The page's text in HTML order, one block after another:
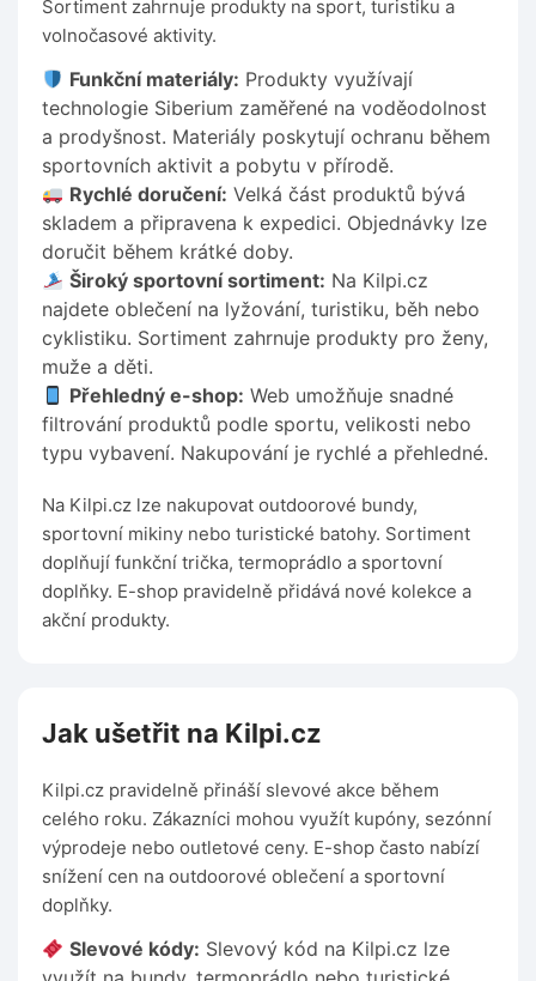
Sortiment zahrnuje produkty na sport, turistiku a
volnočasové aktivity.
Funkční materiály: Produkty využívají
technologie Siberium zaměřené na voděodolnost
a prodyšnost. Materiály poskytují ochranu během
sportovních aktivit a pobytu v přírodě.
Rychlé doručení: Velká část produktů bývá
skladem a připravena k expedici. Objednávky lze
doručit během krátké doby.
Široký sportovní sortiment: Na Kilpi.cz
najdete oblečení na lyžování, turistiku, běh nebo
cyklistiku. Sortiment zahrnuje produkty pro ženy,
muže a děti.
Přehledný e-shop: Web umožňuje snadné
filtrování produktů podle sportu, velikosti nebo
typu vybavení. Nakupování je rychlé a přehledné.
Na Kilpi.cz lze nakupovat outdoorové bundy,
sportovní mikiny nebo turistické batohy. Sortiment
doplňují funkční trička, termoprádlo a sportovní
doplňky. E-shop pravidelně přidává nové kolekce a
akční produkty.
Jak ušetřit na Kilpi.cz
Kilpi.cz pravidelně přináší slevové akce během
celého roku. Zákazníci mohou využít kupóny, sezónní
výprodeje nebo outletové ceny. E-shop často nabízí
snížení cen na outdoorové oblečení a sportovní
doplňky.
Slevové kódy: Slevový kód na Kilpi.cz lze